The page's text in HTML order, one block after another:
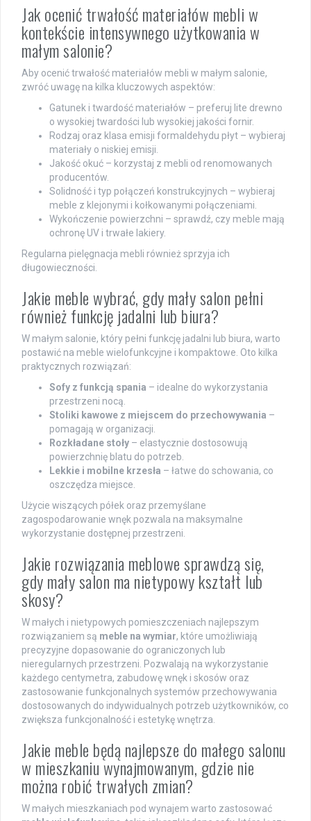
Jak ocenić trwałość materiałów mebli w
kontekście intensywnego użytkowania w
małym salonie?
Aby ocenić trwałość materiałów mebli w małym salonie,
zwróć uwagę na kilka kluczowych aspektów:
Gatunek i twardość materiałów – preferuj lite drewno
o wysokiej twardości lub wysokiej jakości fornir.
Rodzaj oraz klasa emisji formaldehydu płyt – wybieraj
materiały o niskiej emisji.
Jakość okuć – korzystaj z mebli od renomowanych
producentów.
Solidność i typ połączeń konstrukcyjnych – wybieraj
meble z klejonymi i kołkowanymi połączeniami.
Wykończenie powierzchni – sprawdź, czy meble mają
ochronę UV i trwałe lakiery.
Regularna pielęgnacja mebli również sprzyja ich
długowieczności.
Jakie meble wybrać, gdy mały salon pełni
również funkcję jadalni lub biura?
W małym salonie, który pełni funkcję jadalni lub biura, warto
postawić na meble wielofunkcyjne i kompaktowe. Oto kilka
praktycznych rozwiązań:
Sofy z funkcją spania – idealne do wykorzystania
przestrzeni nocą.
Stoliki kawowe z miejscem do przechowywania –
pomagają w organizacji.
Rozkładane stoły – elastycznie dostosowują
powierzchnię blatu do potrzeb.
Lekkie i mobilne krzesła – łatwe do schowania, co
oszczędza miejsce.
Użycie wiszących półek oraz przemyślane
zagospodarowanie wnęk pozwala na maksymalne
wykorzystanie dostępnej przestrzeni.
Jakie rozwiązania meblowe sprawdzą się,
gdy mały salon ma nietypowy kształt lub
skosy?
W małych i nietypowych pomieszczeniach najlepszym
rozwiązaniem są meble na wymiar, które umożliwiają
precyzyjne dopasowanie do ograniczonych lub
nieregularnych przestrzeni. Pozwalają na wykorzystanie
każdego centymetra, zabudowę wnęk i skosów oraz
zastosowanie funkcjonalnych systemów przechowywania
dostosowanych do indywidualnych potrzeb użytkowników, co
zwiększa funkcjonalność i estetykę wnętrza.
Jakie meble będą najlepsze do małego salonu
w mieszkaniu wynajmowanym, gdzie nie
można robić trwałych zmian?
W małych mieszkaniach pod wynajem warto zastosować